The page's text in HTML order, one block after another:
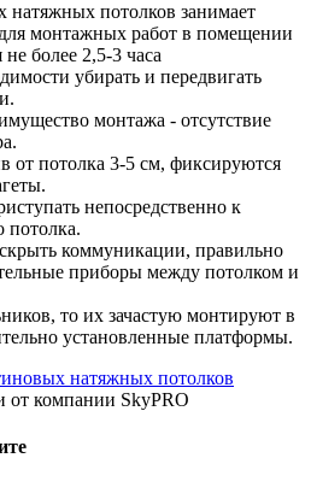
натяжных потолков занимает
монтажных работ в помещении
более 2,5-3 часа
убирать и передвигать
монтажа - отсутствие
от потолка 3-5 см, фиксируются
непосредственно к
потолка.
коммуникации, правильно
приборы между потолком и
то их зачастую монтируют в
установленные платформы.
от компании SkyPRO